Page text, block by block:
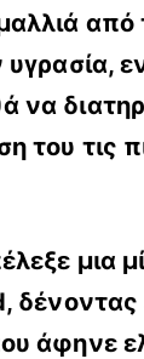
από
υγρασία,
να
του τις
μια
,
άφηνε